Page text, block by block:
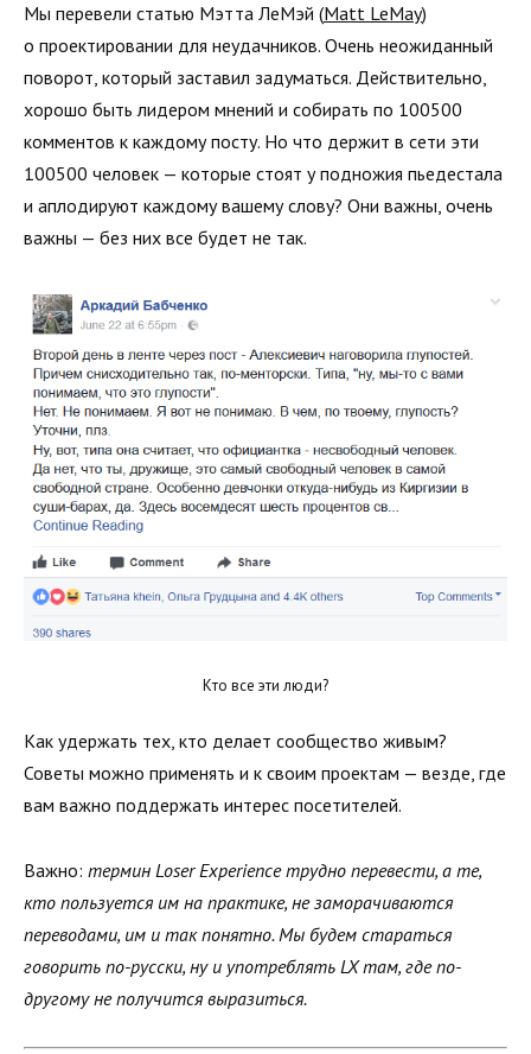
Мы перевели статью Мэтта ЛеМэй (Matt LeMay)
о проектировании для неудачников. Очень неожиданный
поворот, который заставил задуматься. Действительно,
хорошо быть лидером мнений и собирать по 100500
комментов к каждому посту. Но что держит в сети эти
100500 человек — которые стоят у подножия пьедестала
и аплодируют каждому вашему слову? Они важны, очень
важны — без них все будет не так.
Кто все эти люди?
Как удержать тех, кто делает сообщество живым?
Советы можно применять и к своим проектам — везде, где
вам важно поддержать интерес посетителей.
Важно: термин Loser Experience трудно перевести, а те,
кто пользуется им на практике, не заморачиваются
переводами, им и так понятно. Мы будем стараться
говорить по-русски, ну и употреблять LX там, где по-
другому не получится выразиться.